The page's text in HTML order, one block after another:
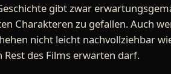
gibt zwar
Charakteren zu gefallen. Auch
nicht leicht nachvollziehbar
des Films erwarten darf.